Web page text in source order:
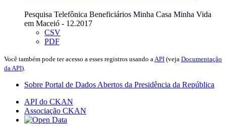
Pesquisa Telefônica Beneficiários Minha Casa Minha Vida
em Maceió - 12.2017
CSV
PDF
Você também pode ter acesso a esses registros usando a API (veja Documentação
da API).
Sobre Portal de Dados Abertos da Presidência da República
API do CKAN
Associação CKAN